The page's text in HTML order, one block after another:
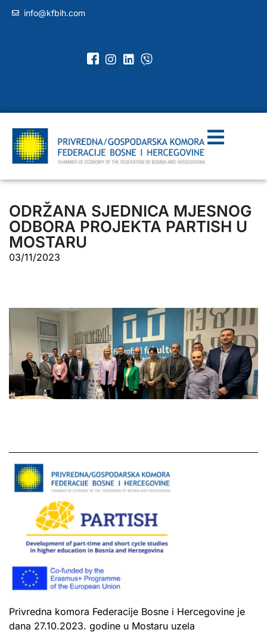
info@kfbih.com
ODRŽANA SJEDNICA MJESNOG
ODBORA PROJEKTA PARTISH U
MOSTARU
03/11/2023
Privredna komora Federacije Bosne i Hercegovine je
dana 27.10.2023. godine u Mostaru uzela